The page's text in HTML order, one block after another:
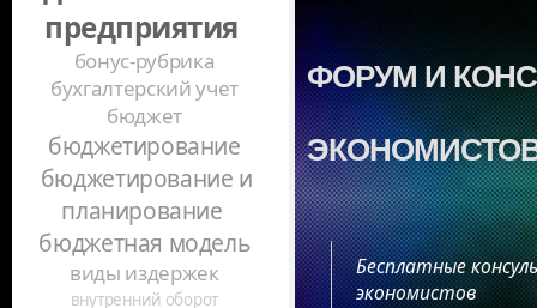
ФОРУМ И
Бесплатные
экономистов
предприятия
бонус-рубрика
бухгалтерский учет
бюджет
бюджетирование
бюджетирование и
планирование
бюджетная модель
виды издержек
внутренний оборот